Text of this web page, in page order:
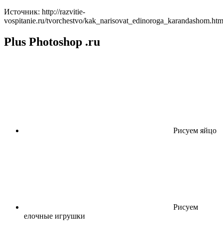
Источник: http://razvitie-
vospitanie.ru/tvorchestvo/
Plus Photoshop .ru
Рисуем яйцо
Рисуем
елочные игрушки